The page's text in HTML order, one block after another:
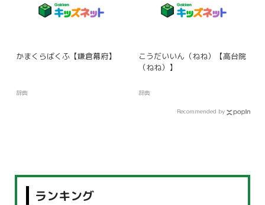
かまくらばくふ【鎌倉幕府】
辞典
こうだいいん（ねね）【高台院
（ねね）】
辞典
Recommended by
ランキング